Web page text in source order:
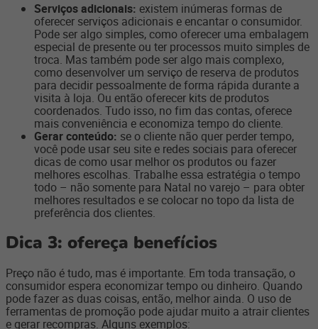
Serviços adicionais: existem inúmeras formas de
oferecer serviços adicionais e encantar o consumidor.
Pode ser algo simples, como oferecer uma embalagem
especial de presente ou ter processos muito simples de
troca. Mas também pode ser algo mais complexo,
como desenvolver um serviço de reserva de produtos
para decidir pessoalmente de forma rápida durante a
visita à loja. Ou então oferecer kits de produtos
coordenados. Tudo isso, no fim das contas, oferece
mais conveniência e economiza tempo do cliente.
Gerar conteúdo: se o cliente não quer perder tempo,
você pode usar seu site e redes sociais para oferecer
dicas de como usar melhor os produtos ou fazer
melhores escolhas. Trabalhe essa estratégia o tempo
todo – não somente para Natal no varejo – para obter
melhores resultados e se colocar no topo da lista de
preferência dos clientes.
Dica 3: ofereça benefícios
Preço não é tudo, mas é importante. Em toda transação, o
consumidor espera economizar tempo ou dinheiro. Quando
pode fazer as duas coisas, então, melhor ainda. O uso de
ferramentas de promoção pode ajudar muito a atrair clientes
e gerar recompras. Alguns exemplos: